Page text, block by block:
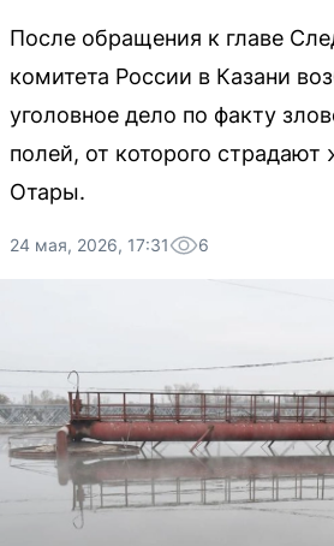
После обращения к главе
комитета России в Казани
уголовное дело по факту
полей, от которого страдают
Отары.
24 мая, 2026, 17:31 6